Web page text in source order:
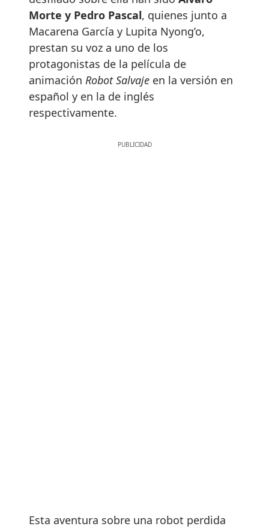
Morte y Pedro Pascal, quienes junto a
Macarena García y Lupita Nyong’o,
prestan su voz a uno de los
protagonistas de la película de
animación Robot Salvaje en la versión en
español y en la de inglés
respectivamente.
Esta aventura sobre una robot perdida